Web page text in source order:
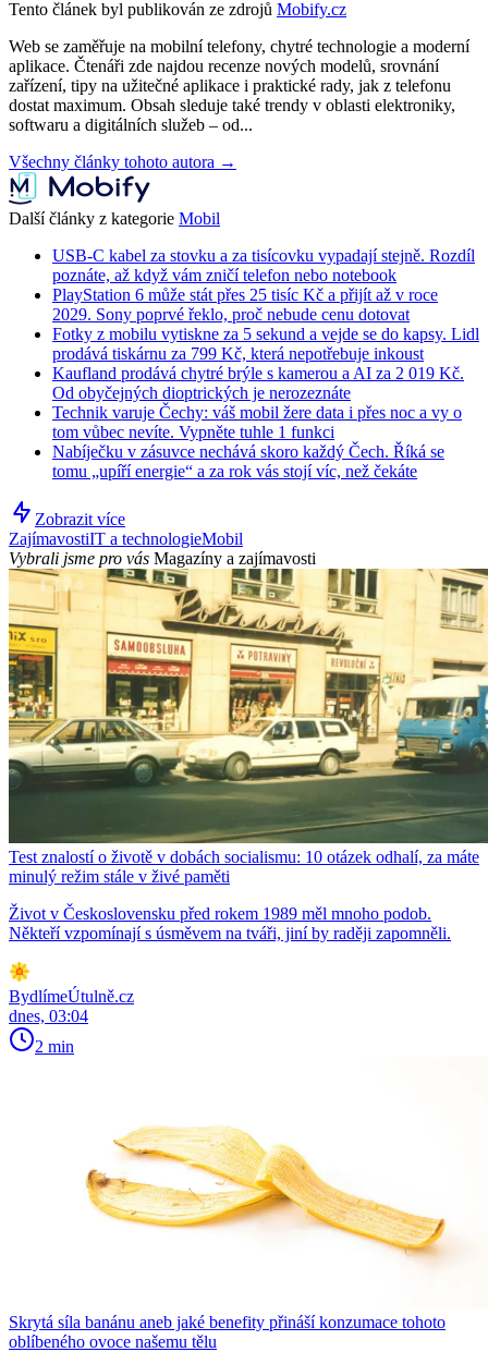
Tento článek byl publikován ze zdrojů Mobify.cz
Web se zaměřuje na mobilní telefony, chytré technologie a moderní
aplikace. Čtenáři zde najdou recenze nových modelů, srovnání
zařízení, tipy na užitečné aplikace i praktické rady, jak z telefonu
dostat maximum. Obsah sleduje také trendy v oblasti elektroniky,
softwaru a digitálních služeb – od...
Všechny články tohoto autora →
Další články z kategorie Mobil
USB-C kabel za stovku a za tisícovku vypadají stejně. Rozdíl
poznáte, až když vám zničí telefon nebo notebook
PlayStation 6 může stát přes 25 tisíc Kč a přijít až v roce
2029. Sony poprvé řeklo, proč nebude cenu dotovat
Fotky z mobilu vytiskne za 5 sekund a vejde se do kapsy. Lidl
prodává tiskárnu za 799 Kč, která nepotřebuje inkoust
Kaufland prodává chytré brýle s kamerou a AI za 2 019 Kč.
Od obyčejných dioptrických je nerozeznáte
Technik varuje Čechy: váš mobil žere data i přes noc a vy o
tom vůbec nevíte. Vypněte tuhle 1 funkci
Nabíječku v zásuvce nechává skoro každý Čech. Říká se
tomu „upíří energie“ a za rok vás stojí víc, než čekáte
Zobrazit více
ZajímavostiIT a technologieMobil
Vybrali jsme pro vás Magazíny a zajímavosti
Test znalostí o životě v dobách socialismu: 10 otázek odhalí, za máte
minulý režim stále v živé paměti
Život v Československu před rokem 1989 měl mnoho podob.
Někteří vzpomínají s úsměvem na tváři, jiní by raději zapomněli.
BydlímeÚtulně.cz
dnes, 03:04
2 min
Skrytá síla banánu aneb jaké benefity přináší konzumace tohoto
oblíbeného ovoce našemu tělu